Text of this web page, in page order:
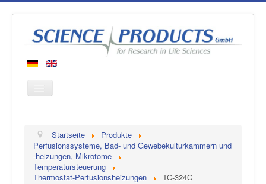
Produkte
Hersteller
Über uns
Startseite
Produkte
Perfusionssysteme, Bad- und Gewebekulturkammern und
-heizungen, Mikrotome
Temperatursteuerung
Thermostat-Perfusionsheizungen
TC-324C